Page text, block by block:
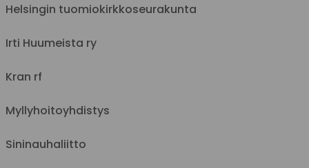
Helsingin tuomiokirkkoseurakunta
Irti Huumeista ry
Kran rf
Myllyhoitoyhdistys
Sininauhaliitto